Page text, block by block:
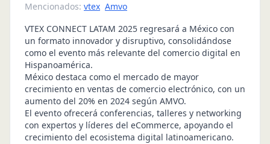
Mencionados: vtex Amvo
VTEX CONNECT LATAM 2025 regresará a México con
un formato innovador y disruptivo, consolidándose
como el evento más relevante del comercio digital en
Hispanoamérica.
México destaca como el mercado de mayor
crecimiento en ventas de comercio electrónico, con un
aumento del 20% en 2024 según AMVO.
El evento ofrecerá conferencias, talleres y networking
con expertos y líderes del eCommerce, apoyando el
crecimiento del ecosistema digital latinoamericano.